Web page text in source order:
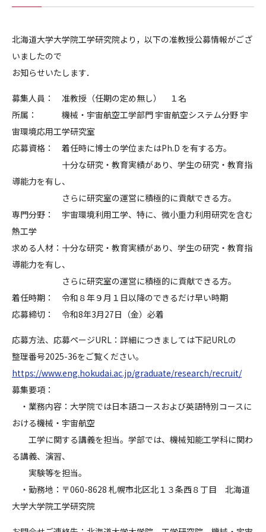
北海道大学大学院工学研究院より，以下の准教授公募情報がござ
いましたので
お知らせいたします．
募集人員： 准教授（任期の定め無し） １名
所属： 機械・宇宙航空工学部門 宇宙航空システム分野 宇
宙環境応用工学研究室
応募資格： 着任時に博士の学位またはPh.D を有する方。
十分な研究・教育実績があり、学生の研究・教育指
導能力を有し、
さらに研究室の運営に積極的に貢献できる方。
専門分野： 宇宙環境利用工学、特に、微小重力利用研究を含む
熱工学
求める人材：十分な研究・教育実績があり、学生の研究・教育指
導能力を有し、
さらに研究室の運営に積極的に貢献できる方。
着任時期： 令和８年９月１日以降のできるだけ早い時期
応募締切： 令和8年3月27日（金）必着
応募方法、応募ページURL ：詳細につきましては下記URLの
整理番号2025-36をご覧ください。
https://www.eng.hokudai.ac.jp/graduate/research/recruit/
募集要項：
・業務内容：大学院では日本語コースおよび英語特別コースに
おける機械・宇宙航空
工学に関する講義を担当。学部では、機械知能工学科に関わ
る講義、演習、
実験等を担当。
・勤務地：〒060-8628 札幌市北区北１３条西８丁目 北海道
大学大学院工学研究院